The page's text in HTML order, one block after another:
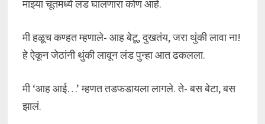
माझ्या चूतमध्ये लंड घालणारा कोण आहे.
मी हळूच कण्हत म्हणाले- आह बेटू, दुखतंय, जरा थुंकी लावा ना!
हे ऐकून जेठांनी थुंकी लावून लंड पुन्हा आत ढकलला.
मी ‘आह आई…’ म्हणत तडफडायला लागले. ते- बस बेटा, बस
झालं.